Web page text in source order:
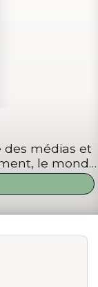
des médias et
le monde
Un
sur